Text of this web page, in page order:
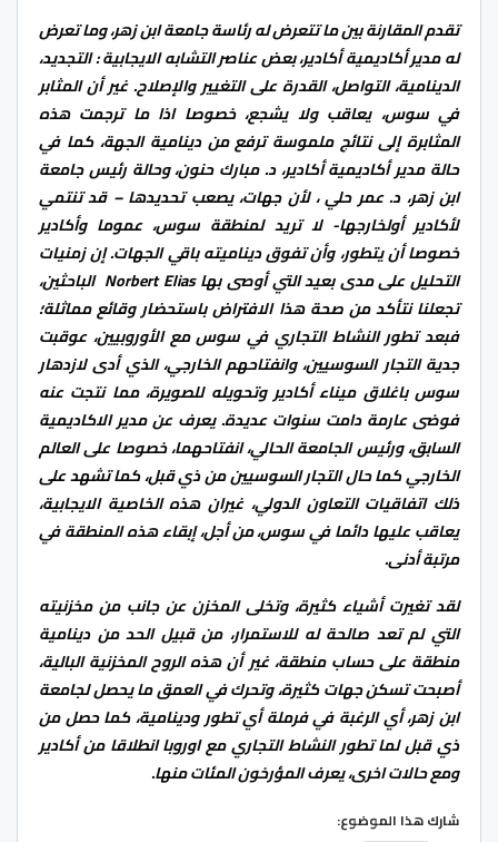
تقدم المقارنة بين ما تتعرض له رئاسة جامعة ابن زهر، وما تعرض
له مدير أكاديمية أكادير، بعض عناصر التشابه الايجابية : التجديد،
الدينامية، التواصل، القدرة على التغيير والإصلاح. غير أن المثابر
في سوس، يعاقب ولا يشجع، خصوصا اذا ما ترجمت هذه
المثابرة إلى نتائج ملموسة ترفع من دينامية الجهة، كما في
حالة مدير أكاديمية أكادير، د. مبارك حنون، وحالة رئيس جامعة
ابن زهر، د. عمر حلي ، لأن جهات، يصعب تحديدها – قد تنتمي
لأكادير أولخارجها- لا تريد لمنطقة سوس، عموما وأكادير
خصوصا أن يتطور، وأن تفوق ديناميته باقي الجهات. إن زمنيات
التحليل على مدى بعيد التي أوصى بها Norbert Elias الباحثين،
تجعلنا نتأكد من صحة هذا الافتراض باستحضار وقائع مماثلة؛
فبعد تطور النشاط التجاري في سوس مع الأوروبيين، عوقبت
جدية التجار السوسيين، وانفتاحهم الخارجي، الذي أدى لازدهار
سوس باغلاق ميناء أكادير وتحويله للصويرة، مما نتجت عنه
فوضى عارمة دامت سنوات عديدة. يعرف عن مدير الاكاديمية
السابق، ورئيس الجامعة الحالي، انفتاحهما، خصوصا على العالم
الخارجي كما حال التجار السوسيين من ذي قبل، كما تشهد على
ذلك اتفاقيات التعاون الدولي، غيران هذه الخاصية الايجابية،
يعاقب عليها دائما في سوس، من أجل، إبقاء هذه المنطقة في
مرتبة أدنى.
لقد تغيرت أشياء كثيرة، وتخلى المخزن عن جانب من مخزنيته
التي لم تعد صالحة له للاستمرار، من قبيل الحد من دينامية
منطقة على حساب منطقة، غير أن هذه الروح المخزنية البالية،
أصبحت تسكن جهات كثيرة، وتحرك في العمق ما يحصل لجامعة
ابن زهر، أي الرغبة في فرملة أي تطور ودينامية، كما حصل من
ذي قبل لما تطور النشاط التجاري مع اوروبا انطلاقا من أكادير
ومع حالات اخرى، يعرف المؤرخون المئات منها.
شارك هذا الموضوع: